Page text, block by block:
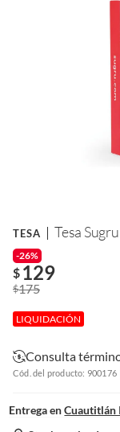
TESA Tesa
-26%
$ 129
$175
LIQUIDACIÓN
Consulta
Cód. del producto: 900176
Entrega en Cuautitlán